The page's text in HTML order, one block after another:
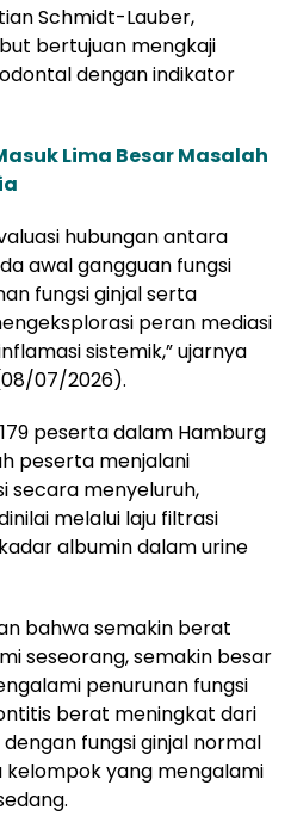
Schmidt-Lauber,
bertujuan mengkaji
dengan indikator
Lima Besar Masalah
hubungan antara
awal gangguan fungsi
fungsi ginjal serta
peran mediasi
sistemik,” ujarnya
07/2026).
peserta dalam Hamburg
peserta menjalani
secara menyeluruh,
melalui laju filtrasi
albumin dalam urine
bahwa semakin berat
seseorang, semakin besar
penurunan fungsi
berat meningkat dari
fungsi ginjal normal
kelompok yang mengalami